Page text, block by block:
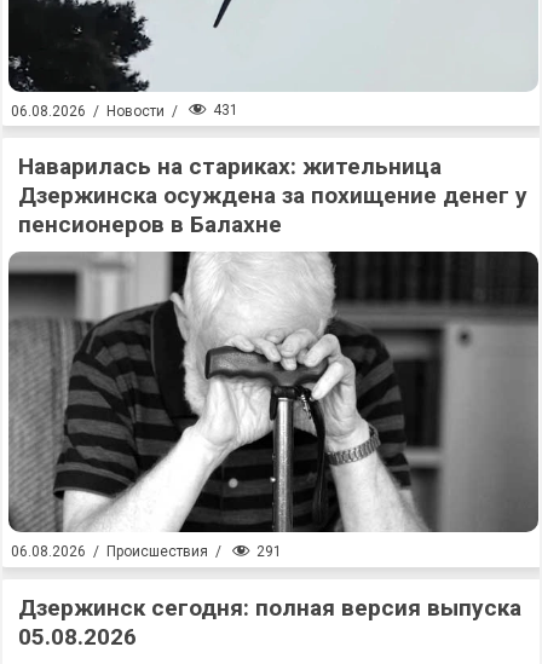
06.08.2026 / Новости / 431
Наварилась на стариках: жительница
Дзержинска осуждена за похищение денег у
пенсионеров в Балахне
06.08.2026 / Происшествия / 291
Дзержинск сегодня: полная версия выпуска
05.08.2026